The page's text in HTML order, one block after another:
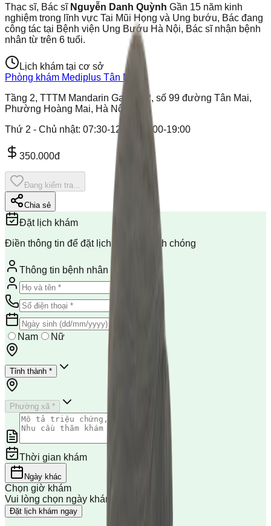
Thạc sĩ, Bác sĩ Nguyễn Danh Quỳnh Gần 15 năm kinh
nghiệm trong lĩnh vực Tai Mũi Họng và Ung bướu, Bác đang
công tác tại Bệnh viện Ung Bướu Hà Nội, Bác sĩ nhận bệnh
nhân từ trên 6 tuổi.
Lịch khám tại cơ sở
Phòng khám Mediplus Tân Mai
Tầng 2, TTTM Mandarin Garden 2, số 99 đường Tân Mai,
Phường Hoàng Mai, Hà Nội
Thứ 2 - Chủ nhật: 07:30-12:00, 12:00-19:00
350.000đ
Đang kiểm tra...
Chia sẻ
Đặt lịch khám
Điền thông tin để đặt lịch khám nhanh chóng
Thông tin bệnh nhân
Nam Nữ
Tỉnh thành *
Phường xã *
Thời gian khám
Ngày khác
Chọn giờ khám
Vui lòng chọn ngày khám trước
Đặt lịch khám ngay